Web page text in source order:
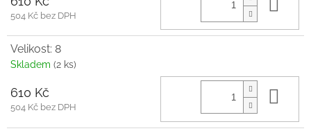
504 Kč bez DPH
Velikost: 8
Skladem (2 ks)
610 Kč
504 Kč bez DPH